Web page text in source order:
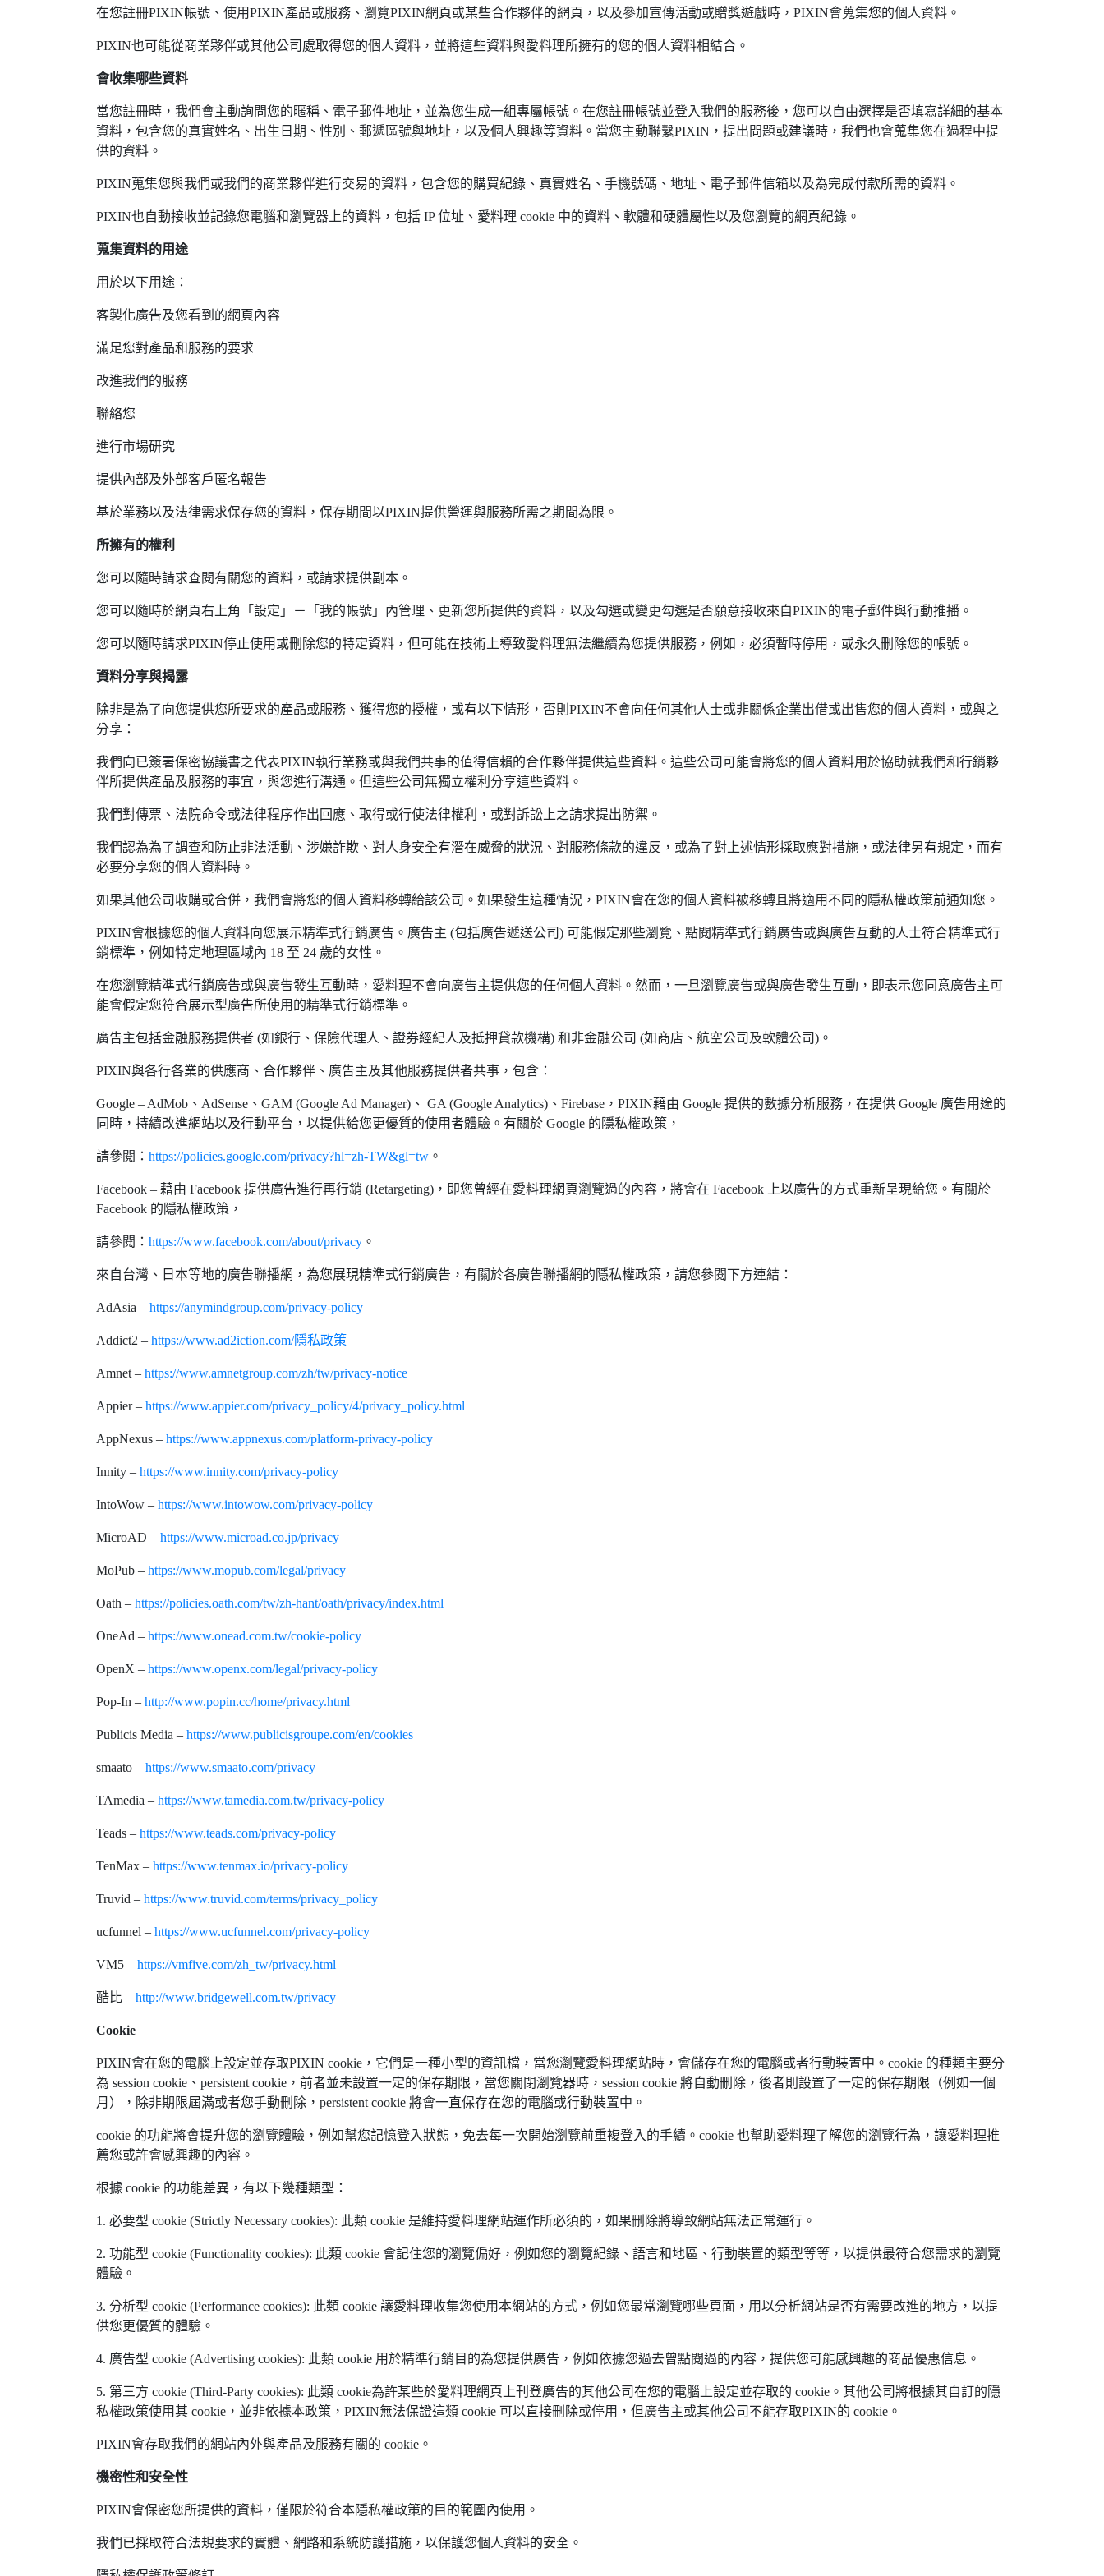
在您註冊PIXIN帳號、使用PIXIN產品或服務、瀏覽PIXIN網頁或某些合作夥伴的網頁，以及參加宣傳活動或贈獎遊戲時，PIXIN會蒐集您的個人資料。
PIXIN也可能從商業夥伴或其他公司處取得您的個人資料，並將這些資料與愛料理所擁有的您的個人資料相結合。
會收集哪些資料
當您註冊時，我們會主動詢問您的暱稱、電子郵件地址，並為您生成一組專屬帳號。在您註冊帳號並登入我們的服務後，您可以自由選擇是否填寫詳細的基本
資料，包含您的真實姓名、出生日期、性別、郵遞區號與地址，以及個人興趣等資料。當您主動聯繫PIXIN，提出問題或建議時，我們也會蒐集您在過程中提
供的資料。
PIXIN蒐集您與我們或我們的商業夥伴進行交易的資料，包含您的購買紀錄、真實姓名、手機號碼、地址、電子郵件信箱以及為完成付款所需的資料。
PIXIN也自動接收並記錄您電腦和瀏覽器上的資料，包括 IP 位址、愛料理 cookie 中的資料、軟體和硬體屬性以及您瀏覽的網頁紀錄。
蒐集資料的用途
用於以下用途：
客製化廣告及您看到的網頁內容
滿足您對產品和服務的要求
改進我們的服務
聯絡您
進行市場研究
提供內部及外部客戶匿名報告
基於業務以及法律需求保存您的資料，保存期間以PIXIN提供營運與服務所需之期間為限。
所擁有的權利
您可以隨時請求查閱有關您的資料，或請求提供副本。
您可以隨時於網頁右上角「設定」－「我的帳號」內管理、更新您所提供的資料，以及勾選或變更勾選是否願意接收來自PIXIN的電子郵件與行動推播。
您可以隨時請求PIXIN停止使用或刪除您的特定資料，但可能在技術上導致愛料理無法繼續為您提供服務，例如，必須暫時停用，或永久刪除您的帳號。
資料分享與揭露
除非是為了向您提供您所要求的產品或服務、獲得您的授權，或有以下情形，否則PIXIN不會向任何其他人士或非關係企業出借或出售您的個人資料，或與之
分享：
我們向已簽署保密協議書之代表PIXIN執行業務或與我們共事的值得信賴的合作夥伴提供這些資料。這些公司可能會將您的個人資料用於協助就我們和行銷夥
伴所提供產品及服務的事宜，與您進行溝通。但這些公司無獨立權利分享這些資料。
我們對傳票、法院命令或法律程序作出回應、取得或行使法律權利，或對訴訟上之請求提出防禦。
我們認為為了調查和防止非法活動、涉嫌詐欺、對人身安全有潛在威脅的狀況、對服務條款的違反，或為了對上述情形採取應對措施，或法律另有規定，而有
必要分享您的個人資料時。
如果其他公司收購或合併，我們會將您的個人資料移轉給該公司。如果發生這種情況，PIXIN會在您的個人資料被移轉且將適用不同的隱私權政策前通知您。
PIXIN會根據您的個人資料向您展示精準式行銷廣告。廣告主 (包括廣告遞送公司) 可能假定那些瀏覽、點閱精準式行銷廣告或與廣告互動的人士符合精準式行
銷標準，例如特定地理區域內 18 至 24 歲的女性。
在您瀏覽精準式行銷廣告或與廣告發生互動時，愛料理不會向廣告主提供您的任何個人資料。然而，一旦瀏覽廣告或與廣告發生互動，即表示您同意廣告主可
能會假定您符合展示型廣告所使用的精準式行銷標準。
廣告主包括金融服務提供者 (如銀行、保險代理人、證券經紀人及抵押貸款機構) 和非金融公司 (如商店、航空公司及軟體公司)。
PIXIN與各行各業的供應商、合作夥伴、廣告主及其他服務提供者共事，包含：
Google – AdMob、AdSense、GAM (Google Ad Manager)、 GA (Google Analytics)、Firebase，PIXIN藉由 Google 提供的數據分析服務，在提供 Google 廣告用途的
同時，持續改進網站以及行動平台，以提供給您更優質的使用者體驗。有關於 Google 的隱私權政策，
請參閱： https://policies.google.com/privacy?hl=zh-TW&gl=tw 。
Facebook – 藉由 Facebook 提供廣告進行再行銷 (Retargeting)，即您曾經在愛料理網頁瀏覽過的內容，將會在 Facebook 上以廣告的方式重新呈現給您。有關於
Facebook 的隱私權政策，
請參閱： https://www.facebook.com/about/privacy 。
來自台灣、日本等地的廣告聯播網，為您展現精準式行銷廣告，有關於各廣告聯播網的隱私權政策，請您參閱下方連結：
AdAsia – https://anymindgroup.com/privacy-policy
Addict2 – https://www.ad2iction.com/隱私政策
Amnet – https://www.amnetgroup.com/zh/tw/privacy-notice
Appier – https://www.appier.com/privacy_policy/4/privacy_policy.html
AppNexus – https://www.appnexus.com/platform-privacy-policy
Innity – https://www.innity.com/privacy-policy
IntoWow – https://www.intowow.com/privacy-policy
MicroAD – https://www.microad.co.jp/privacy
MoPub – https://www.mopub.com/legal/privacy
Oath – https://policies.oath.com/tw/zh-hant/oath/privacy/index.html
OneAd – https://www.onead.com.tw/cookie-policy
OpenX – https://www.openx.com/legal/privacy-policy
Pop-In – http://www.popin.cc/home/privacy.html
Publicis Media – https://www.publicisgroupe.com/en/cookies
smaato – https://www.smaato.com/privacy
TAmedia – https://www.tamedia.com.tw/privacy-policy
Teads – https://www.teads.com/privacy-policy
TenMax – https://www.tenmax.io/privacy-policy
Truvid – https://www.truvid.com/terms/privacy_policy
ucfunnel – https://www.ucfunnel.com/privacy-policy
VM5 – https://vmfive.com/zh_tw/privacy.html
酷比 – http://www.bridgewell.com.tw/privacy
Cookie
PIXIN會在您的電腦上設定並存取PIXIN cookie，它們是一種小型的資訊檔，當您瀏覽愛料理網站時，會儲存在您的電腦或者行動裝置中。cookie 的種類主要分
為 session cookie、persistent cookie，前者並未設置一定的保存期限，當您關閉瀏覽器時，session cookie 將自動刪除，後者則設置了一定的保存期限（例如一個
月），除非期限屆滿或者您手動刪除，persistent cookie 將會一直保存在您的電腦或行動裝置中。
cookie 的功能將會提升您的瀏覽體驗，例如幫您記憶登入狀態，免去每一次開始瀏覽前重複登入的手續。cookie 也幫助愛料理了解您的瀏覽行為，讓愛料理推
薦您或許會感興趣的內容。
根據 cookie 的功能差異，有以下幾種類型：
1. 必要型 cookie (Strictly Necessary cookies): 此類 cookie 是維持愛料理網站運作所必須的，如果刪除將導致網站無法正常運行。
2. 功能型 cookie (Functionality cookies): 此類 cookie 會記住您的瀏覽偏好，例如您的瀏覽紀錄、語言和地區、行動裝置的類型等等，以提供最符合您需求的瀏覽
體驗。
3. 分析型 cookie (Performance cookies): 此類 cookie 讓愛料理收集您使用本網站的方式，例如您最常瀏覽哪些頁面，用以分析網站是否有需要改進的地方，以提
供您更優質的體驗。
4. 廣告型 cookie (Advertising cookies): 此類 cookie 用於精準行銷目的為您提供廣告，例如依據您過去曾點閱過的內容，提供您可能感興趣的商品優惠信息。
5. 第三方 cookie (Third-Party cookies): 此類 cookie為許某些於愛料理網頁上刊登廣告的其他公司在您的電腦上設定並存取的 cookie。其他公司將根據其自訂的隱
私權政策使用其 cookie，並非依據本政策，PIXIN無法保證這類 cookie 可以直接刪除或停用，但廣告主或其他公司不能存取PIXIN的 cookie。
PIXIN會存取我們的網站內外與產品及服務有關的 cookie。
機密性和安全性
PIXIN會保密您所提供的資料，僅限於符合本隱私權政策的目的範圍內使用。
我們已採取符合法規要求的實體、網路和系統防護措施，以保護您個人資料的安全。